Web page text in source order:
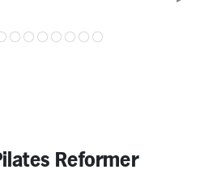
Reformer